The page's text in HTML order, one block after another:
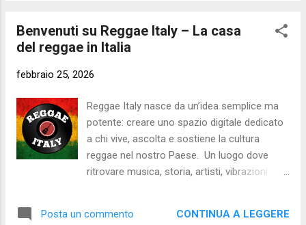
raccontato la vita vera : - le difficoltà
quotidiane - le ingiustizie sociali - la
È una musica che non ha paura di dire la
trasforma la sofferenza in resistenza. I
valori del reggae non invecchiano . Anzi,
oggi risuonano più forti che mai: - One Love
come antidoto alla divisione - Unity come
risposta alla solitudine digitale - Awareness
Benvenuti su Reggae Italy – La casa
del reggae in Italia
febbraio 25, 2026
Reggae Italy nasce da un’idea semplice ma
potente: creare uno spazio digitale dedicato
a chi vive, ascolta e sostiene la cultura
reggae nel nostro Paese. Un luogo dove
ritrovare musica, storia, artisti, vibrazioni
reggae ha una storia lunga, ricca, spesso
Posta un commento CONTINUA A LEGGERE